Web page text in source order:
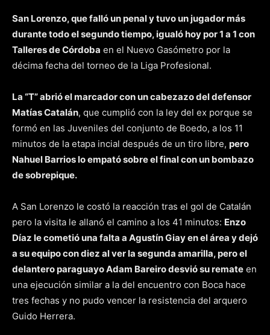
San Lorenzo, que falló un penal y tuvo un jugador más
durante todo el segundo tiempo, igualó hoy por 1 a 1 con
Talleres de Córdoba en el Nuevo Gasómetro por la
décima fecha del torneo de la Liga Profesional.
La “T” abrió el marcador con un cabezazo del defensor
Matías Catalán, que cumplió con la ley del ex porque se
formó en las Juveniles del conjunto de Boedo, a los 11
minutos de la etapa incial después de un tiro libre, pero
Nahuel Barrios lo empató sobre el final con un bombazo
de sobrepique.
A San Lorenzo le costó la reacción tras el gol de Catalán
pero la visita le allanó el camino a los 41 minutos: Enzo
Díaz le cometió una falta a Agustín Giay en el área y dejó
a su equipo con diez al ver la segunda amarilla, pero el
delantero paraguayo Adam Bareiro desvió su remate en
una ejecución similar a la del encuentro con Boca hace
tres fechas y no pudo vencer la resistencia del arquero
Guido Herrera.